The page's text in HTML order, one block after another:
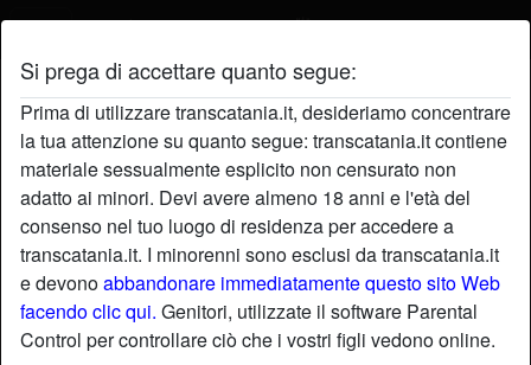
Si prega di accettare quanto segue:
Prima di utilizzare transcatania.it, desideriamo concentrare
la tua attenzione su quanto segue: transcatania.it contiene
materiale sessualmente esplicito non censurato non
adatto ai minori. Devi avere almeno 18 anni e l'età del
consenso nel tuo luogo di residenza per accedere a
transcatania.it. I minorenni sono esclusi da transcatania.it
e devonoabbandonare immediatamente questo sito Web
facendo clic qui. Genitori, utilizzate il software Parental
Control per controllare ciò che i vostri figli vedono online.
Profilo di cacciatrice